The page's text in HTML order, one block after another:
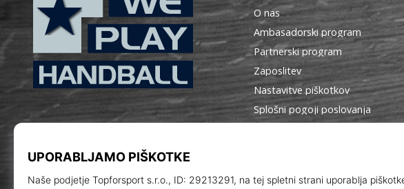
WePlayHandball.si
O nas
Ambasadorski program
Partnerski program
Zaposlitev
Nastavitve piškotkov
Splošni pogoji poslovanja